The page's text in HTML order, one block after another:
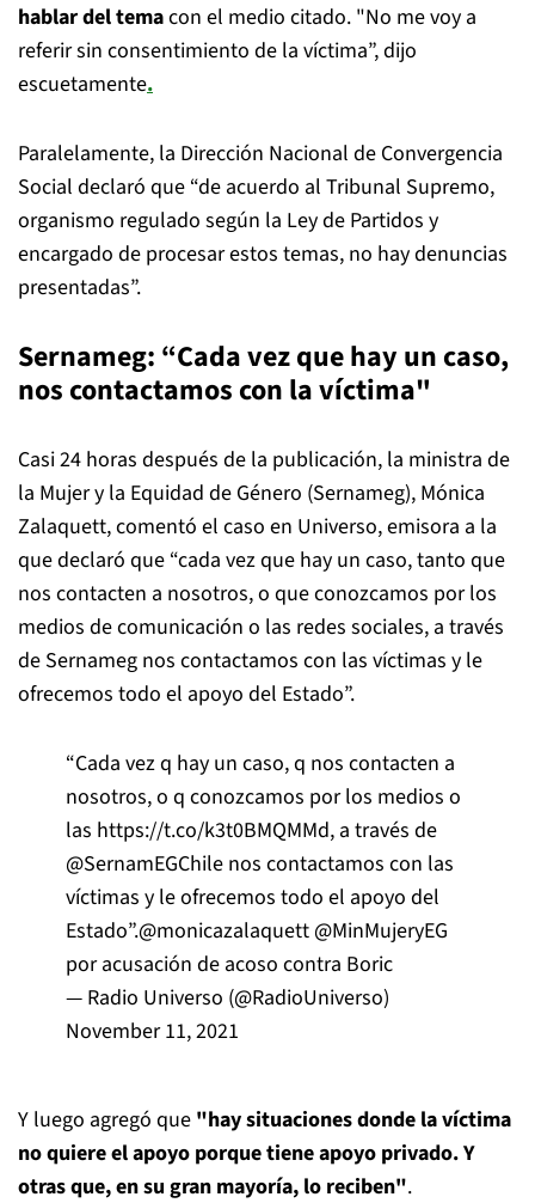
hablar del temacon el medio citado. "No me voy a
referir sin consentimiento de la víctima”, dijo
escuetamente.
Paralelamente, la Dirección Nacional de Convergencia
Social declaró que “de acuerdo al Tribunal Supremo,
organismo regulado según la Ley de Partidos y
encargado de procesar estos temas, no hay denuncias
presentadas”.
Sernameg: “Cada vez que hay un caso,
nos contactamos con la víctima"
Casi 24 horas después de la publicación, la ministra de
la Mujer y la Equidad de Género (Sernameg), Mónica
Zalaquett, comentó el caso en Universo, emisora a la
que declaró que “cada vez que hay un caso, tanto que
nos contacten a nosotros, o que conozcamos por los
medios de comunicación o las redes sociales, a través
de Sernameg nos contactamos con las víctimas y le
ofrecemos todo el apoyo del Estado”.
“Cada vez q hay un caso, q nos contacten a
nosotros, o q conozcamos por los medios o
las https://t.co/k3t0BMQMMd, a través de
@SernamEGChile nos contactamos con las
víctimas y le ofrecemos todo el apoyo del
Estado”.@monicazalaquett @MinMujeryEG
por acusación de acoso contra Boric
— Radio Universo (@RadioUniverso)
November 11, 2021
Y luego agregó que "hay situaciones donde la víctima
no quiere el apoyo porque tiene apoyo privado. Y
otras que, en su gran mayoría, lo reciben".